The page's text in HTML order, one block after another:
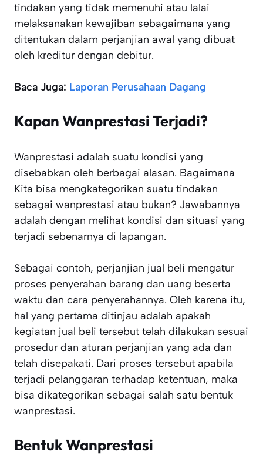
tindakan yang tidak memenuhi atau lalai
melaksanakan kewajiban sebagaimana yang
ditentukan dalam perjanjian awal yang dibuat
oleh kreditur dengan debitur.
Baca Juga: Laporan Perusahaan Dagang
Kapan Wanprestasi Terjadi?
Wanprestasi adalah suatu kondisi yang
disebabkan oleh berbagai alasan. Bagaimana
Kita bisa mengkategorikan suatu tindakan
sebagai wanprestasi atau bukan? Jawabannya
adalah dengan melihat kondisi dan situasi yang
terjadi sebenarnya di lapangan.
Sebagai contoh, perjanjian jual beli mengatur
proses penyerahan barang dan uang beserta
waktu dan cara penyerahannya. Oleh karena itu,
hal yang pertama ditinjau adalah apakah
kegiatan jual beli tersebut telah dilakukan sesuai
prosedur dan aturan perjanjian yang ada dan
telah disepakati. Dari proses tersebut apabila
terjadi pelanggaran terhadap ketentuan, maka
bisa dikategorikan sebagai salah satu bentuk
wanprestasi.
Bentuk Wanprestasi